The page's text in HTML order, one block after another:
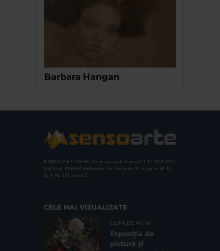
Barbara Hangan
FUNDATIA FILDAS ART Nr inreg registrul special: 4 PJ/ 29.01.2013
Cod fiscal: 9164384 Sediu social: Str. Delfinului, Nr. 6, parter Bl. 42,
Sc. 4, Ap. 197, Sector 2
CELE MAI VIZUALIZATE
CLIPA DE ARTA
Expoziția de
pictură și